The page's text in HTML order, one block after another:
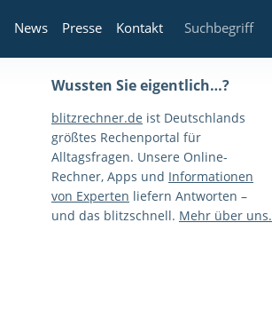
News Presse Kontakt
Wussten Sie eigentlich…?
blitzrechner.de ist Deutschlands
größtes Rechenportal für
Alltagsfragen. Unsere Online-
Rechner, Apps und Informationen
von Experten liefern Antworten –
und das blitzschnell. Mehr über uns.